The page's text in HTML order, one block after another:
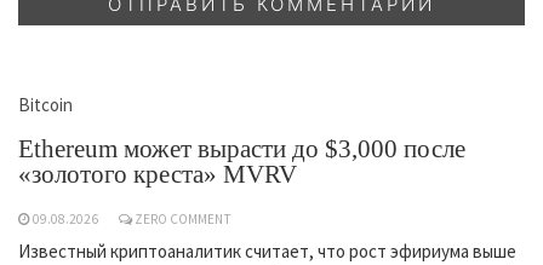
Bitcoin
Ethereum может вырасти до $3,000 после
«золотого креста» MVRV
09.08.2026 ZERO COMMENT
Известный криптоаналитик считает, что рост эфириума выше